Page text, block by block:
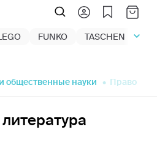
FUNKO TASCHEN
общественные науки Право